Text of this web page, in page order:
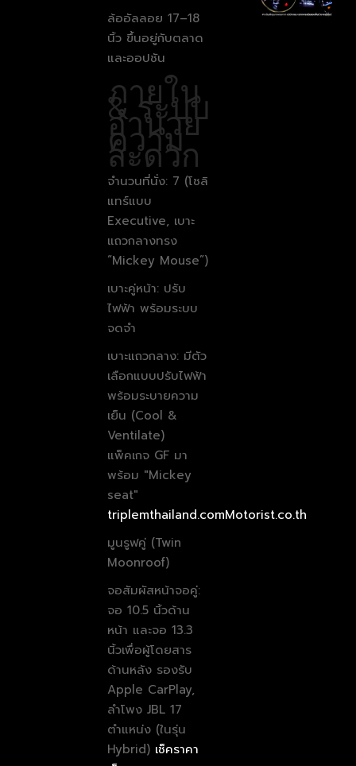
ล้ออัลลอย 17–18
นิ้ว ขึ้นอยู่กับตลาด
และออปชัน
ภายใน
& ระบบ
อำนวย
ความ
สะดวก
จำนวนที่นั่ง: 7 (โซลิ
แทร์แบบ
Executive, เบาะ
แถวกลางทรง
“Mickey Mouse”)
เบาะคู่หน้า: ปรับ
ไฟฟ้า พร้อมระบบ
จดจำ
เบาะแถวกลาง: มีตัว
เลือกแบบปรับไฟฟ้า
พร้อมระบายความ
เย็น (Cool &
Ventilate)
แพ็คเกจ GF มา
พร้อม "Mickey
seat"
triplemthailand.comMotorist.co.th
มูนรูฟคู่ (Twin
Moonroof)
จอสัมผัสหน้าจอคู่:
จอ 10.5 นิ้วด้าน
หน้า และจอ 13.3
นิ้วเพื่อผู้โดยสาร
ด้านหลัง รองรับ
Apple CarPlay,
ลำโพง JBL 17
ตำแหน่ง (ในรุ่น
Hybrid) เช็คราคา